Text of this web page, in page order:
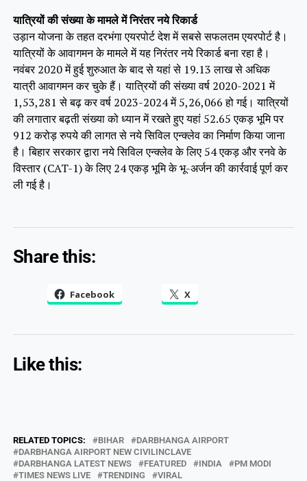
यात्रियों की संख्या के मामले में निरंतर नये रिकार्ड
उड़ान योजना के तहत दरभंगा एयरपोर्ट देश में सबसे सफलतम एयरपोर्ट है।
यात्रियों के आवागमन के मामले में यह निरंतर नये रिकार्ड बना रहा है।
नवंबर 2020 में हुई शुरुआत के बाद से यहां से 19.13 लाख से अधिक
यात्री आवागमन कर चुके हैं। यात्रियों की संख्या वर्ष 2020-2021 में
1,53,281 से बढ़ कर वर्ष 2023-2024 में 5,26,066 हो गई। यात्रियों
की लगातार बढ़ती संख्या को ध्यान में रखते हुए यहां 52.65 एकड़ भूमि पर
912 करोड़ रुपये की लागत से नये सिविल एन्क्लेव का निर्माण किया जाना
है। बिहार सरकार द्वारा नये सिविल एन्क्लेव के लिए 54 एकड़ और रनवे के
विस्तार (CAT-1) के लिए 24 एकड़ भूमि के भू-अर्जन की कार्रवाई पूर्ण कर
ली गई है।
Share this:
Facebook X
Like this:
RELATED TOPICS: BIHAR
DARBHANGA AIRPORT
DARBHANGA AIRPORT NEW CIVILINCLAVE
DARBHANGA LATEST NEWS
FEATURED INDIA
PM MODI
TIMES NEWS LIVE
TRENDING VIRAL